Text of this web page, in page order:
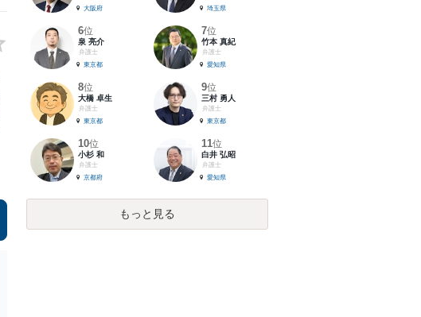
大阪府
埼玉県
6位
泉 亮介
弁護士
東京都
7位
竹本 真紀
弁護士
愛知県
8位
大橋 卓生
弁護士
東京都
9位
三村 勇人
弁護士
東京都
10位
小杉 和
弁護士
京都府
11位
白井 弘昭
弁護士
愛知県
もっと見る